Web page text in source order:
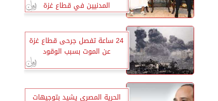
المدنيين في قطاع غزة
24 ساعة تفصل جرحى قطاع غزة
عن الموت بسبب الوقود
الحرية المصري يشيد بتوجيهات